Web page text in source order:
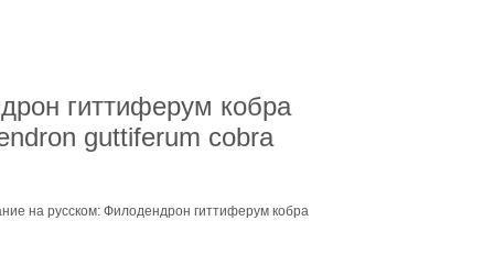
гиттиферум кобра
guttiferum cobra
на русском: Филодендрон гиттиферум кобра